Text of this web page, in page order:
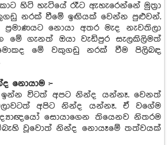
හිටි හැටියේ රෑට ඇහැරෙන්නේ මුත්‍රා
නරක් වීමේ ඉඟියක් වෙන්න පුළුවන්.
නොයා අතර මැද නැවතිලා
ගැනත් ඔයා වැඩිපුර සැලකිලිමත්
මේ වකුගඩු නරක් වීම පිලිබඳ
නොයාම :-
විටත් අපට නින්ද යන්නෑ. වෙනත්
අපිට නින්ද යන්නෑ. ඒ වගේම
සොයාගෙන තියෙනව නිතරම
වූවොත් නින්ද නොයෑමේ තත්වයක්